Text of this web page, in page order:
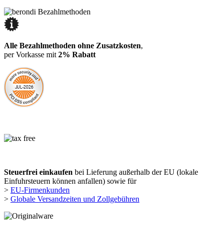
Alle Bezahlmethoden ohne Zusatzkosten,
per Vorkasse mit 2% Rabatt
Steuerfrei einkaufen bei Lieferung außerhalb der EU (lokale
Einfuhrsteuern können anfallen) sowie für
> EU-Firmenkunden
> Globale Versandzeiten und Zollgebühren